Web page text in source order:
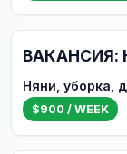
ВАКАНСИЯ:
Няни, уборка,
$900 / WEEK